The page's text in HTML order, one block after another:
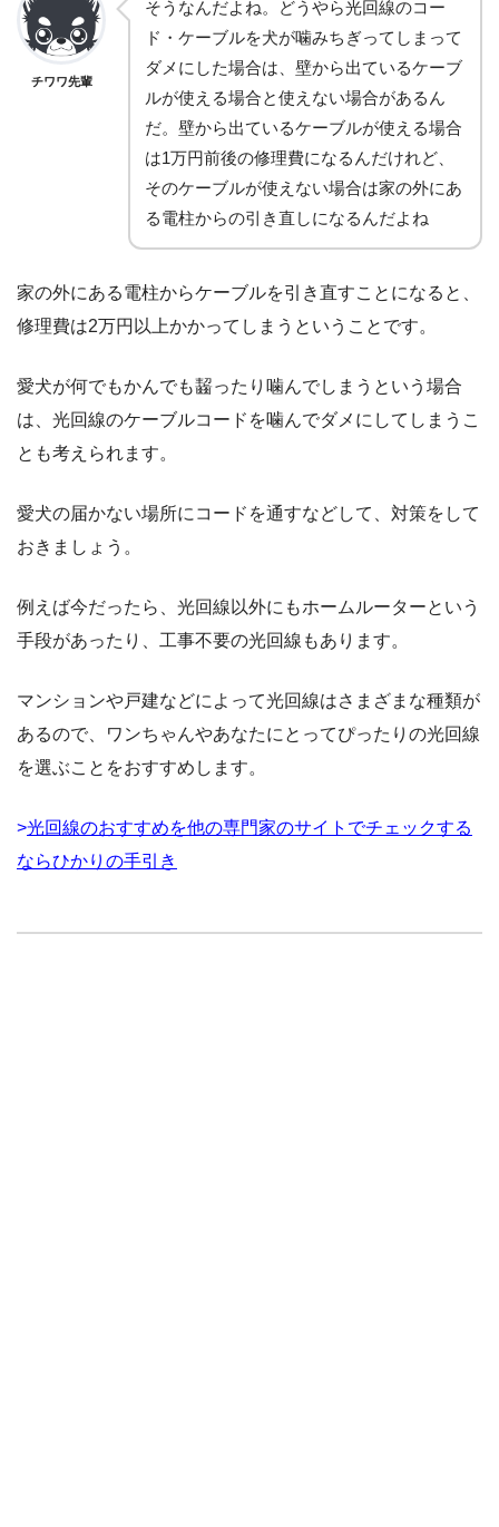
チワワ先輩
そうなんだよね。どうやら光回線のコー
ド・ケーブルを犬が噛みちぎってしまって
ダメにした場合は、壁から出ているケーブ
ルが使える場合と使えない場合があるん
だ。壁から出ているケーブルが使える場合
は1万円前後の修理費になるんだけれど、
そのケーブルが使えない場合は家の外にあ
る電柱からの引き直しになるんだよね
家の外にある電柱からケーブルを引き直すことになると、
修理費は2万円以上かかってしまうということです。
愛犬が何でもかんでも齧ったり噛んでしまうという場合
は、光回線のケーブルコードを噛んでダメにしてしまうこ
とも考えられます。
愛犬の届かない場所にコードを通すなどして、対策をして
おきましょう。
例えば今だったら、光回線以外にもホームルーターという
手段があったり、工事不要の光回線もあります。
マンションや戸建などによって光回線はさまざまな種類が
あるので、ワンちゃんやあなたにとってぴったりの光回線
を選ぶことをおすすめします。
>光回線のおすすめを他の専門家のサイトでチェックする
ならひかりの手引き